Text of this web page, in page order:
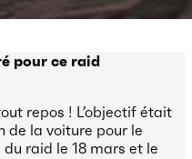
pour ce raid
repos ! L’objectif était
de la voiture pour le
raid le 18 mars et le